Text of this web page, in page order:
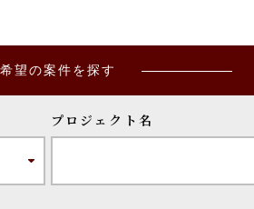
望の案件を探す
プロジェクト名